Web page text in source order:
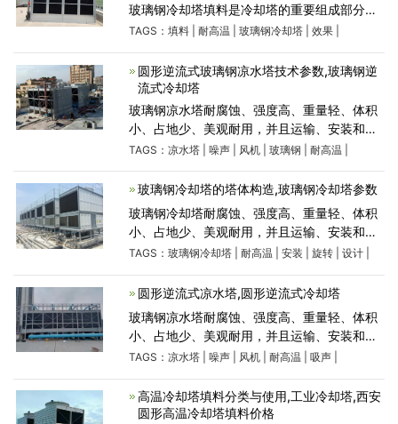
玻璃钢冷却塔填料是冷却塔的重要组成部分，
其质量和效果在很大程度上决定了冷却塔的冷
冷却效果可达到
TAGS： 填料| 耐高温 玻璃钢冷却塔| 效果|
圆形逆流式玻璃钢凉水塔技术参数,玻璃钢逆
流式冷却塔
玻璃钢凉水塔耐腐蚀、强度高、重量轻、体积
小、占地少、美观耐用，并且运输、安装和维
修都较方便。因而被广 泛应用于国民经济各部
艺等冷却水循
TAGS： 凉水塔| 噪声| 风机| 玻璃钢 耐高温
玻璃钢冷却塔的塔体构造,玻璃钢冷却塔参数
玻璃钢冷却塔耐腐蚀、强度高、重量轻、体积
小、占地少、美观耐用，并且运输、安装和维
修都较方便。因而被广 泛应用于国民经济各部
艺等冷却水循
TAGS： 玻璃钢冷却塔| 耐高温 安装 旋转| 设计|
圆形逆流式凉水塔,圆形逆流式冷却塔
玻璃钢凉水塔耐腐蚀、强度高、重量轻、体积
小、占地少、美观耐用，并且运输、安装和维
修都较方便。因而被广 泛应用于国民经济各部
艺等冷却水循
TAGS： 凉水塔| 噪声| 风机| 耐高温 吸声|
高温冷却塔填料分类与使用,工业冷却塔,西安
圆形高温冷却塔填料价格